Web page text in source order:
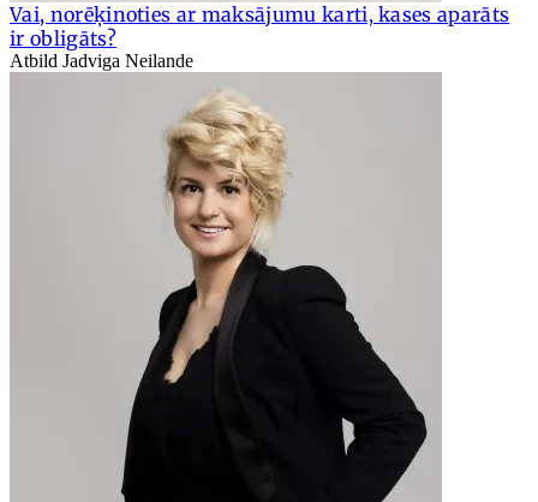
Vai, norēķinoties ar maksājumu karti, kases aparāts
ir obligāts?
Atbild Jadviga Neilande